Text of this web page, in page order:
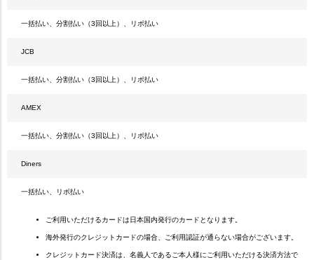
一括払い、分割払い（3回以上）、リボ払い
JCB
一括払い、分割払い（3回以上）、リボ払い
AMEX
一括払い、分割払い（3回以上）、リボ払い
Diners
一括払い、リボ払い
ご利用いただけるカードは日本国内発行のカードとなります。
海外発行のクレジットカードの場合、ご利用認証が通らない場合がございます。
クレジットカード決済は、名義人であるご本人様にご利用いただける決済方法で